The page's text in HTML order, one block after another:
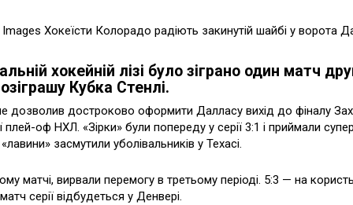
Хокеїсти Колорадо радіють закинутій шайбі у ворота
хокейній лізі було зіграно один матч
Кубка Стенлі.
дозволив достроково оформити Далласу вихід до фіналу
плей-оф НХЛ. «Зірки» були попереду у серії 3:1 і приймали
засмутили уболівальників у Техасі.
матчі, вирвали перемогу в третьому періоді. 5:3 — на
серії відбудеться у Денвері.